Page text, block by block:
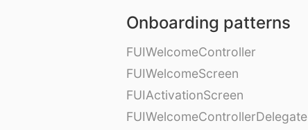
Onboarding patterns
FUIWelcomeController
FUIWelcomeScreen
FUIActivationScreen
FUIWelcomeControllerDelegate